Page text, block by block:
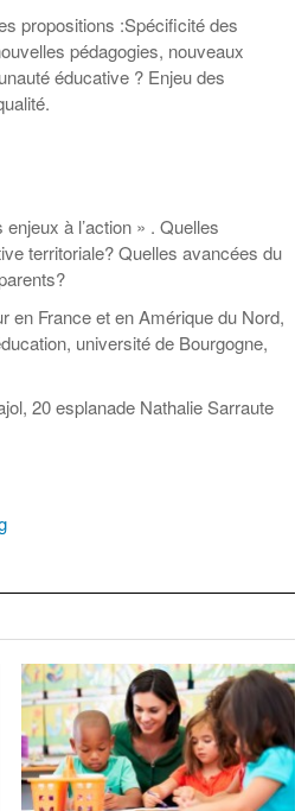
propositions :Spécificité des
pédagogies, nouveaux
éducative ? Enjeu des
à l’action » . Quelles
territoriale? Quelles avancées du
en France et en Amérique du Nord,
université de Bourgogne,
20 esplanade Nathalie Sarraute